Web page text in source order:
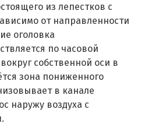
из лепестков с
от направленности
оголовка
по часовой
собственной оси в
зона пониженного
в канале
наружу воздуха с